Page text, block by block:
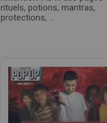
rituels, potions, mantras,
protections, ...